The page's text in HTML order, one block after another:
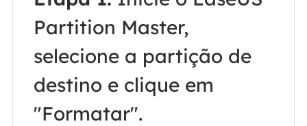
Partition Master,
selecione a partição de
destino e clique em
"Formatar".